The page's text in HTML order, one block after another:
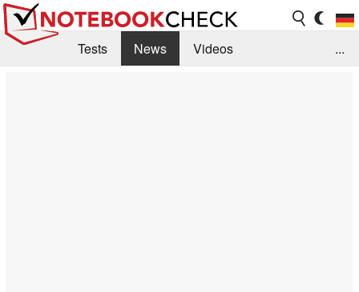
Tests News
Videos
...